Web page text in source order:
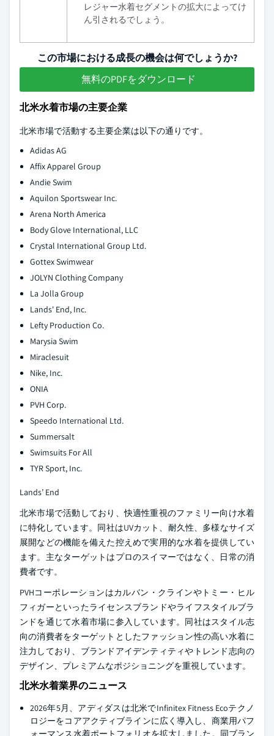
レジャー水着セグメントの拡大によってけ
ん引されるでしょう。
この市場における成長の機会は何でしょうか?
無料のPDFをダウンロード
北米水着市場の主要企業
北米市場で活動する主要企業は以下の通りです。
Adidas AG
Affix Apparel Group
Andie Swim
Aquilon Sportswear Inc.
Arena North America
Body Glove International, LLC
Crystal International Group Ltd.
Gottex Swimwear
JOLYN Clothing Company
La Jolla Group
Lands' End, Inc.
Lefty Production Co.
Marysia Swim
Miraclesuit
Nike, Inc.
ONIA
PVH Corp.
Speedo International Ltd.
Summersalt
Swimsuits For All
TYR Sport, Inc.
Lands’ End
北米市場で活動しており、快適性重視のファミリー向け水着
に特化しています。同社はUVカット、耐久性、多様なサイズ
展開などの機能を備えた控えめで実用的な水着を提供してい
ます。主なターゲットはプロのスイマーではなく、日常の消
費者です。
PVHコーポレーションはカルバン・クラインやトミー・ヒル
フィガーといったライセンスブランドやライフスタイルブラ
ンドを通じて水着市場に参入しています。同社はスタイル志
向の消費者をターゲットとしたファッション性の高い水着に
注力しており、ブランドアイデンティティやトレンド志向の
デザイン、プレミアムなポジショニングを重視しています。
北米水着業界のニュース
2026年5月、アディダスは北米でInfinitex Fitness Ecoテクノ
ロジーをコアアクティブラインに広く導入し、商業用パフ
ォーマンス水着ポートフォリオを拡大しました。同ブラン